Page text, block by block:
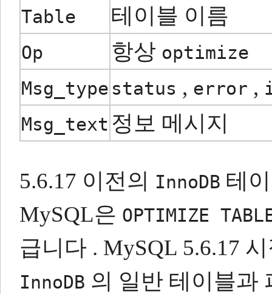
Table 테이블 이름
Op 항상 optimize
Msg_type status , error ,
Msg_text 정보 메시지
5.6.17 이전의 InnoDB 테
MySQL은 OPTIMIZE
급니다 . MySQL 5.6.17
InnoDB 의 일반 테이블과